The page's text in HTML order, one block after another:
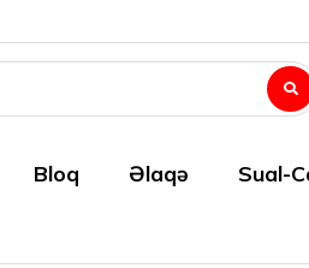
Bloq Əlaqə Sual-